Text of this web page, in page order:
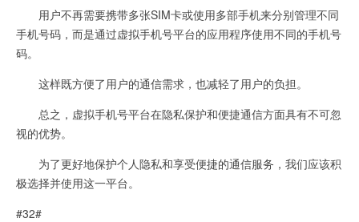
用户不再需要携带多张SIM卡或使用多部手机来分别管理不同
手机号码，而是通过虚拟手机号平台的应用程序使用不同的手机号
码。
这样既方便了用户的通信需求，也减轻了用户的负担。
总之，虚拟手机号平台在隐私保护和便捷通信方面具有不可忽
视的优势。
为了更好地保护个人隐私和享受便捷的通信服务，我们应该积
极选择并使用这一平台。
#32#